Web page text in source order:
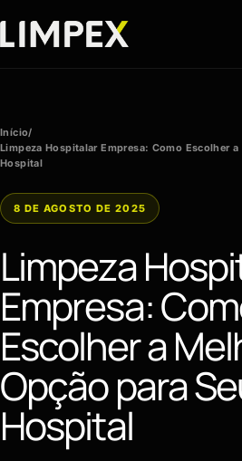
Início/
Limpeza Hospitalar Empresa: Como Escolher a
Hospital
8 DE AGOSTO DE 2025
Limpeza
Empresa:
Escolher a
Opção para
Hospital